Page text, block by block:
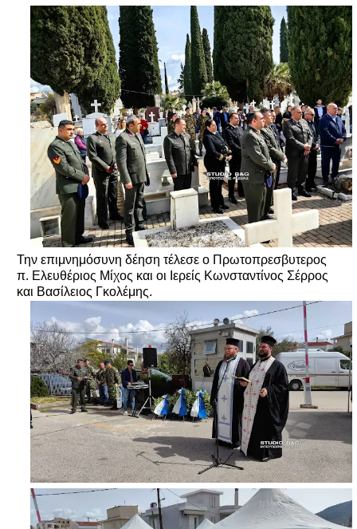
Την επιμνημόσυνη δέηση τέλεσε ο Πρωτοπρεσβυτερος
π. Ελευθέριος Μίχος και οι Ιερείς Κωνσταντίνος Σέρρος
και Βασίλειος Γκολέμης.